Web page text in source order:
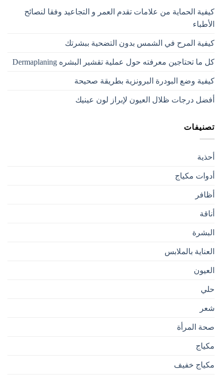
كيفية الحماية من علامات تقدم العمر و التجاعيد وفقا لنصائح
الأطباء
كيفية المرح في الشمس بدون التضحية ببشرتك
كل ما تحتاجين معرفته حول عملية تقشير البشره Dermaplaning
كيفية وضع البودرة البرونزية بطريقة صحيحة
أفضل درجات ظلال العيون لإبراز لون عينيك
تصنيفات
أحذية
أدوات مكياج
أظافر
أناقة
البشرة
العناية بالملابس
العيون
حلي
شعر
صحة المرأة
مكياج
مكياج خفيف